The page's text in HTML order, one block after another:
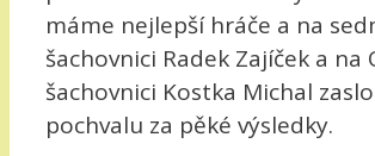
máme nejlepší hráče a na
šachovnici Radek Zajíček a na
šachovnici Kostka Michal
pochvalu za pěké výsledky.